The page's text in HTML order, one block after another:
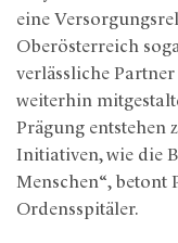
eine
Oberösterreich
verlässliche
weiterhin
Prägung entstehen
Initiativen, wie die
Menschen“, betont
Ordensspitäler.